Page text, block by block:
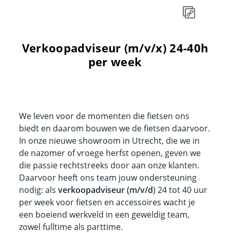
Verkoopadviseur (m/v/x) 24-40h
per week
We leven voor de momenten die fietsen ons
biedt en daarom bouwen we de fietsen daarvoor.
In onze nieuwe showroom in Utrecht, die we in
de nazomer of vroege herfst openen, geven we
die passie rechtstreeks door aan onze klanten.
Daarvoor heeft ons team jouw ondersteuning
nodig: alsverkoopadviseur (m/v/d) 24 tot 40 uur
per week voor fietsen en accessoires wacht je
een boeiend werkveld in een geweldig team,
zowel fulltime als parttime.